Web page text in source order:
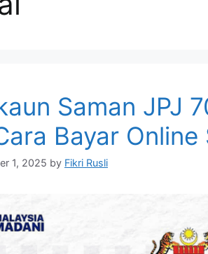
Saman JPJ
Bayar
1, 2025 by Fikri Rusli